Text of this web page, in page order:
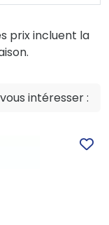
prix incluent la
intéresser :